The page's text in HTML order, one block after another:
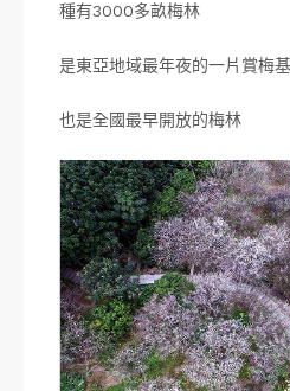
種有3000多畝梅林
是東亞地域最年夜的一片賞梅
也是全國最早開放的梅林